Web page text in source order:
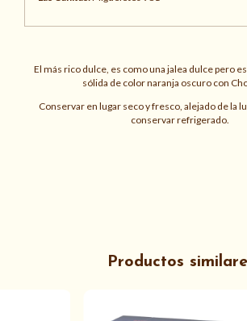
El más rico dulce, es como una jalea dulce pero
sólida de color naranja oscuro con
Conservar en lugar seco y fresco, alejado de la
conservar refrigerado.
Productos